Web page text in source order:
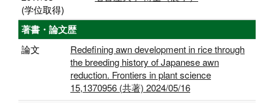
(学位取得)
著書・論文歴
論文
Redefining awn development in rice through
the breeding history of Japanese awn
reduction. Frontiers in plant science
15,1370956 (共著) 2024/05/16